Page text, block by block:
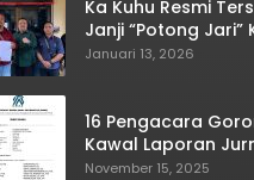
Ka Kuhu Resmi
Janji “Potong Jari”
Bumerang
Januari 13, 2026
16 Pengacara
Kawal Laporan
One
November 15, 2025